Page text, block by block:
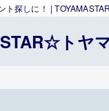
ト探しに！ |
トヤ